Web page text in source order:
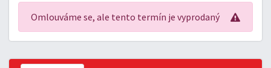
Omlouváme se, ale tento termín je vyprodaný